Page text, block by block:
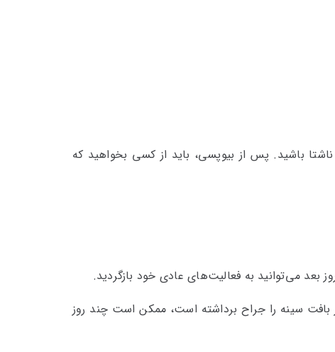
باشید. پس از بیوپسی، باید از کسی بخواهید که
می‌توانید به فعالیت‌های عادی خود بازگردید.
سینه را جراح برداشته است، ممکن است چند روز